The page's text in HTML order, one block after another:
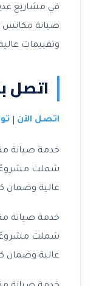
في مشاريع
صيانة مكانس
وتقييمات
اتصل
اتصل الآن
خدمة صيانة
شملت مشروعًا
عالية وضمان
خدمة صيانة
شملت مشروعًا
عالية وضمان